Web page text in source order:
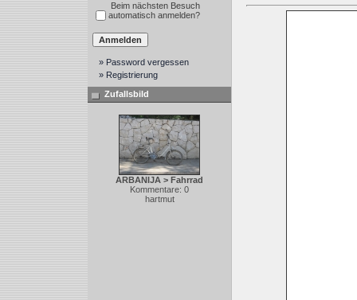
Beim nächsten Besuch
automatisch anmelden?
» Password vergessen
» Registrierung
Zufallsbild
ARBANIJA > Fahrrad
Kommentare: 0
hartmut